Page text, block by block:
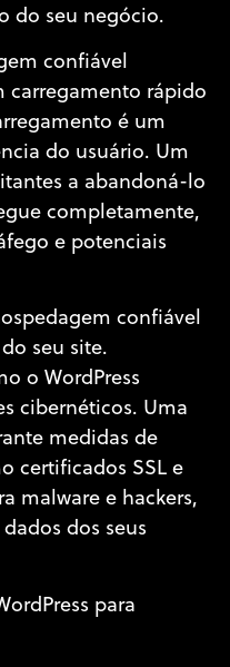
do seu negócio.
confiável
carregamento rápido
é um
do usuário. Um
a abandoná-lo
completamente,
e potenciais
confiável
seu site.
o WordPress
cibernéticos. Uma
medidas de
certificados SSL e
malware e hackers,
dos seus
para